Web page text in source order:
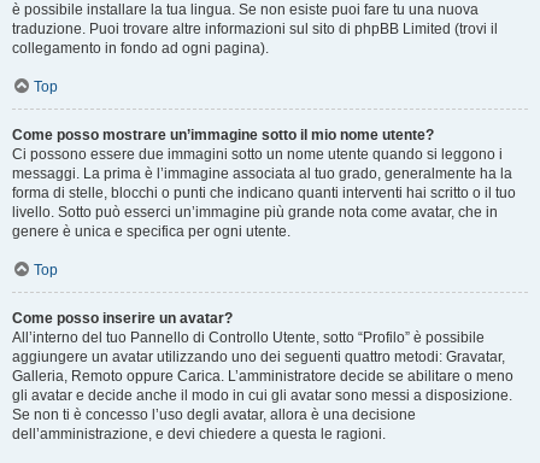
è possibile installare la tua lingua. Se non esiste puoi fare tu una nuova
traduzione. Puoi trovare altre informazioni sul sito di phpBB Limited (trovi il
collegamento in fondo ad ogni pagina).
Top
Come posso mostrare un’immagine sotto il mio nome utente?
Ci possono essere due immagini sotto un nome utente quando si leggono i
messaggi. La prima è l’immagine associata al tuo grado, generalmente ha la
forma di stelle, blocchi o punti che indicano quanti interventi hai scritto o il tuo
livello. Sotto può esserci un’immagine più grande nota come avatar, che in
genere è unica e specifica per ogni utente.
Top
Come posso inserire un avatar?
All’interno del tuo Pannello di Controllo Utente, sotto “Profilo” è possibile
aggiungere un avatar utilizzando uno dei seguenti quattro metodi: Gravatar,
Galleria, Remoto oppure Carica. L’amministratore decide se abilitare o meno
gli avatar e decide anche il modo in cui gli avatar sono messi a disposizione.
Se non ti è concesso l’uso degli avatar, allora è una decisione
dell’amministrazione, e devi chiedere a questa le ragioni.